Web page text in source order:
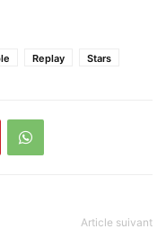
Replay Stars
Article suivant